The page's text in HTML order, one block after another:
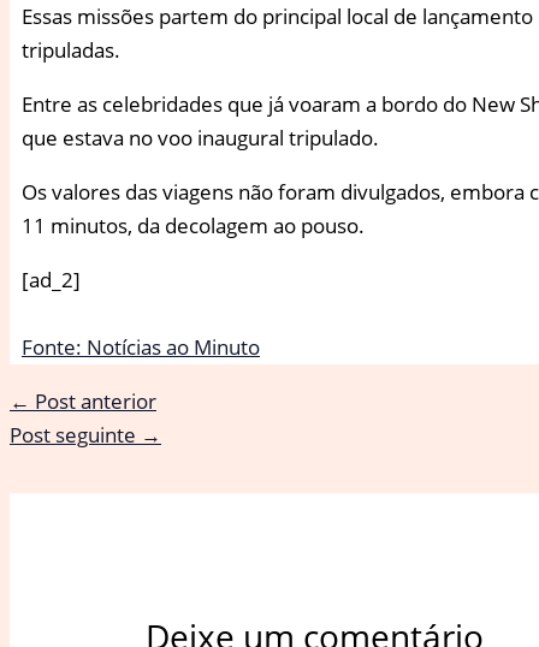
Essas missões partem do principal local de
tripuladas.
Entre as celebridades que já voaram a bordo do New
que estava no voo inaugural tripulado.
Os valores das viagens não foram divulgados,
11 minutos, da decolagem ao pouso.
[ad_2]
Fonte: Notícias ao Minuto
← Post anterior
Post seguinte →
Deixe um comentário